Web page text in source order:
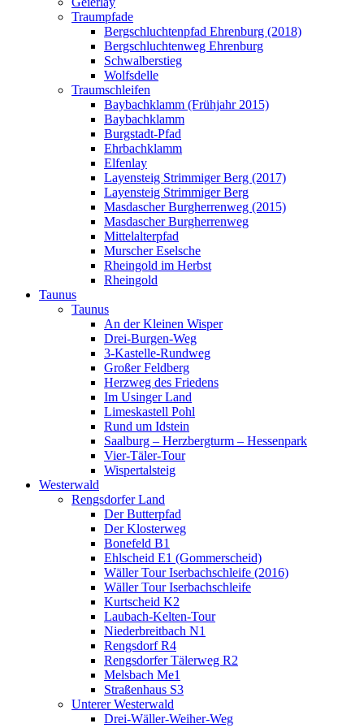
Traumpfade
Bergschluchtenpfad Ehrenburg (2018)
Bergschluchtenweg Ehrenburg
Schwalberstieg
Wolfsdelle
Traumschleifen
Baybachklamm (Frühjahr 2015)
Baybachklamm
Burgstadt-Pfad
Ehrbachklamm
Elfenlay
Layensteig Strimmiger Berg (2017)
Layensteig Strimmiger Berg
Masdascher Burgherrenweg (2015)
Masdascher Burgherrenweg
Mittelalterpfad
Murscher Eselsche
Rheingold im Herbst
Rheingold
Taunus
Taunus
An der Kleinen Wisper
Drei-Burgen-Weg
3-Kastelle-Rundweg
Großer Feldberg
Herzweg des Friedens
Im Usinger Land
Limeskastell Pohl
Rund um Idstein
Saalburg – Herzbergturm – Hessenpark
Vier-Täler-Tour
Wispertalsteig
Westerwald
Rengsdorfer Land
Der Butterpfad
Der Klosterweg
Bonefeld B1
Ehlscheid E1 (Gommerscheid)
Wäller Tour Iserbachschleife (2016)
Wäller Tour Iserbachschleife
Kurtscheid K2
Laubach-Kelten-Tour
Niederbreitbach N1
Rengsdorf R4
Rengsdorfer Tälerweg R2
Melsbach Me1
Straßenhaus S3
Unterer Westerwald
Drei-Wäller-Weiher-Weg